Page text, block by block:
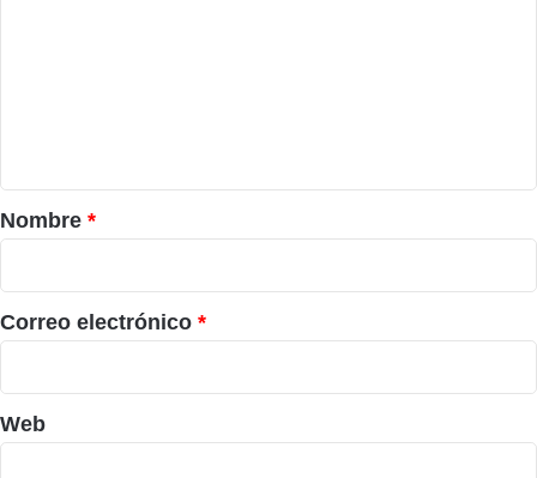
r
i
o
*
Nombre *
Correo electrónico *
Web